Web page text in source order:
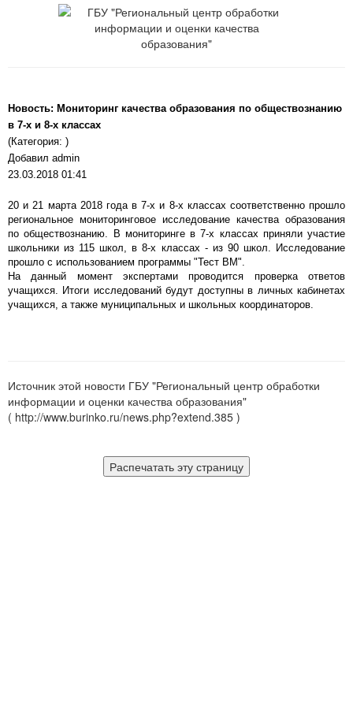
Новость: Мониторинг качества образования по обществознанию
в 7-х и 8-х классах
(Категория: )
Добавил admin
23.03.2018 01:41
20 и 21 марта 2018 года в 7-х и 8-х классах соответственно прошло
региональное мониторинговое исследование качества образования
по обществознанию. В мониторинге в 7-х классах приняли участие
школьники из 115 школ, в 8-х классах - из 90 школ. Исследование
прошло с использованием программы "Тест ВМ".
На данный момент экспертами проводится проверка ответов
учащихся. Итоги исследований будут доступны в личных кабинетах
учащихся, а также муниципальных и школьных координаторов.
Источник этой новости ГБУ "Региональный центр обработки
информации и оценки качества образования"
( http://www.burinko.ru/news.php?extend.385 )